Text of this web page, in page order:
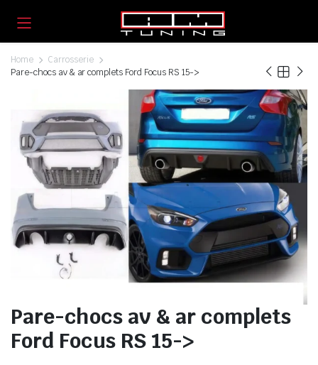
Home
Carrosserie
Pare-chocs av & ar complets Ford Focus RS 15->
Pare-chocs av & ar complets
Ford Focus RS 15->